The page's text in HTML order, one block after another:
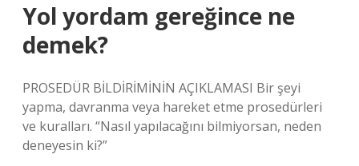
Yol yordam gereğince ne
demek?
PROSEDÜR BİLDİRİMİNİN AÇIKLAMASI Bir şeyi
yapma, davranma veya hareket etme prosedürleri
ve kuralları. “Nasıl yapılacağını bilmiyorsan, neden
deneyesin ki?”